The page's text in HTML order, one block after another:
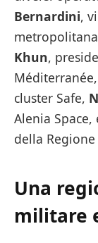
Bernardini,
Khun,
Méditerranée,
cluster Safe,
Alenia Space,
della
Una
militare